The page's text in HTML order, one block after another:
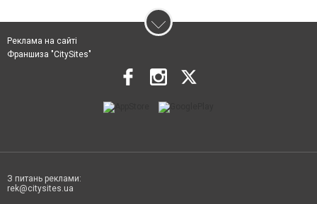
Реклама на сайті
Франшиза "CitySites"
З питань реклами:
rek@citysites.ua